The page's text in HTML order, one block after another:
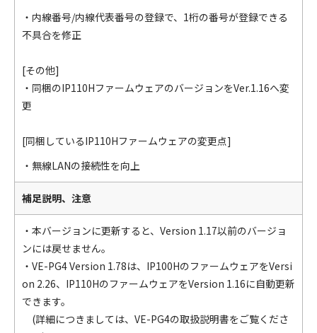
・内線番号/内線代表番号の登録で、1桁の番号が登録できる
不具合を修正
[その他]
・同梱のIP110HファームウェアのバージョンをVer.1.16へ変
更
[同梱しているIP110Hファームウェアの変更点]
・無線LANの接続性を向上
補足説明、注意
・本バージョンに更新すると、Version 1.17以前のバージョ
ンには戻せません。
・VE-PG4 Version 1.78は、IP100HのファームウェアをVersi
on 2.26、IP110HのファームウェアをVersion 1.16に自動更新
できます。
(詳細につきましては、VE-PG4の取扱説明書をご覧くださ